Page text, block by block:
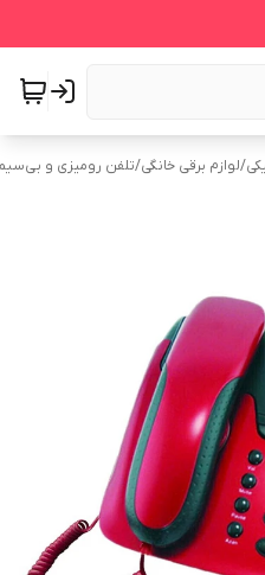
/لوازم برقی خانگی/تلفن رومیزی و